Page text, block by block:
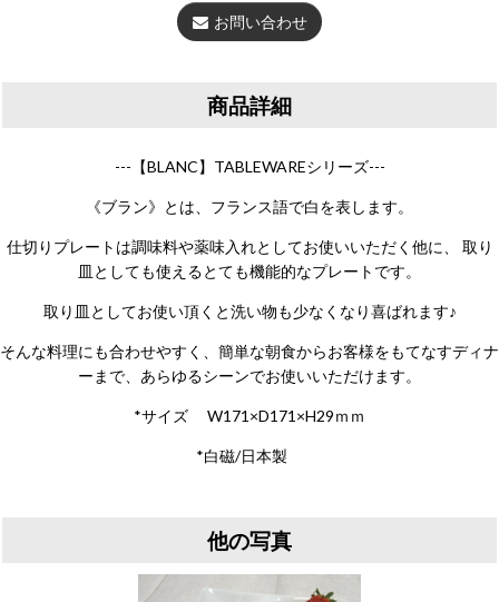
お問い合わせ
商品詳細
---【BLANC】TABLEWAREシリーズ---
《ブラン》とは、フランス語で白を表します。
仕切りプレートは調味料や薬味入れとしてお使いいただく他に、 取り
皿としても使えるとても機能的なプレートです。
取り皿としてお使い頂くと洗い物も少なくなり喜ばれます♪
そんな料理にも合わせやすく、簡単な朝食からお客様をもてなすディナ
ーまで、あらゆるシーンでお使いいただけます。
*サイズ W171×D171×H29ｍｍ
*白磁/日本製
他の写真